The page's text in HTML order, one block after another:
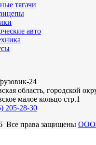
тягачи
авто
24
область, городской
малое кольцо стр.1
205-28-30
Все права защищены ООО